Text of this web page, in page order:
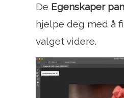
De Egenskaper
hjelpe deg med å
valget videre.